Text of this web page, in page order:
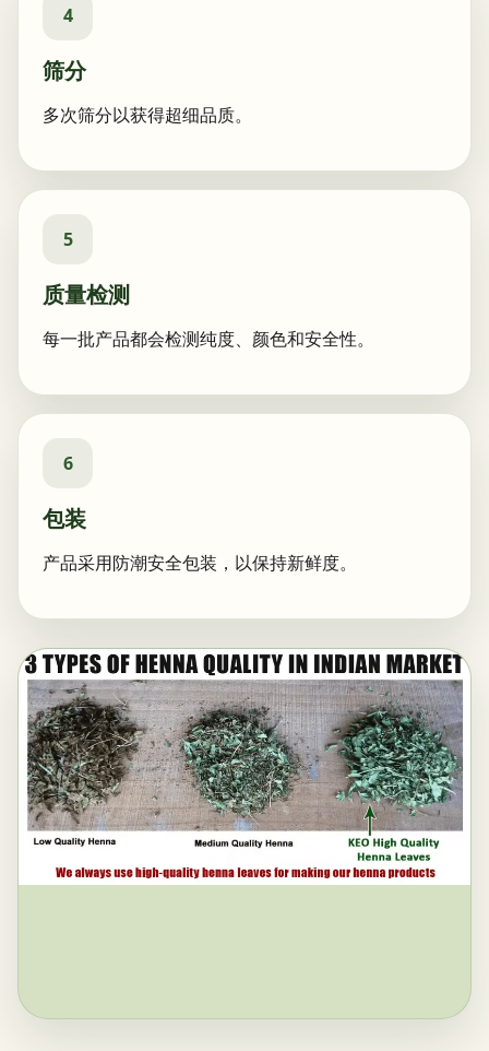
4
筛分
多次筛分以获得超细品质。
5
质量检测
每一批产品都会检测纯度、颜色和安全性。
6
包装
产品采用防潮安全包装，以保持新鲜度。